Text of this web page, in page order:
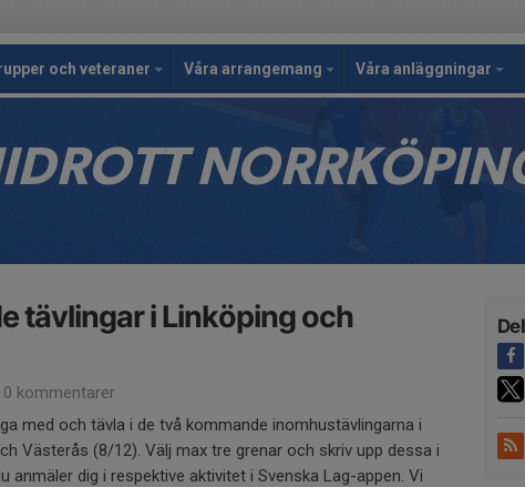
och veteraner Våra arrangemang Våra anläggningar
tävlingar i Linköping och
0 kommentarer
med och tävla i de två kommande inomhustävlingarna i
Västerås (8/12). Välj max tre grenar och skriv upp dessa i
anmäler dig i respektive aktivitet i Svenska Lag-appen. Vi